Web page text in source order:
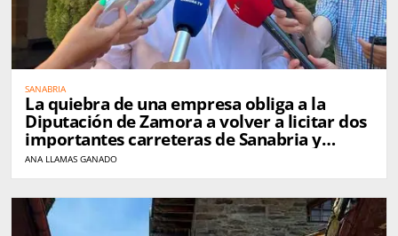
SANABRIA
La quiebra de una empresa obliga a la
Diputación de Zamora a volver a licitar dos
importantes carreteras de Sanabria y
Carballeda
ANA LLAMAS GANADO